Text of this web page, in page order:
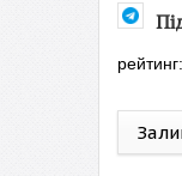
рейтинг: